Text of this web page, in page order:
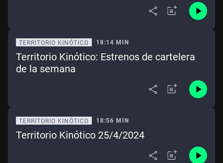
TERRITORIO KINÓTICO 18:14 MIN
Territorio Kinótico: Estrenos de cartelera
de la semana
TERRITORIO KINÓTICO 18:56 MIN
Territorio Kinótico 25/4/2024